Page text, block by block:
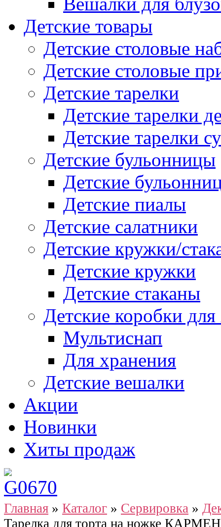
Детские товары
Детские столовые
Детские столовые
Детские тарелки
Детские тарелки
Детские тарелки
Детские бульонницы
Детские
Детские пиалы
Детские салатники
Детские кружки/
Детские кружки
Детские стаканы
Детские коробки
Мультиснап
Для хранения
Детские вешалки
Акции
Новинки
Хиты продаж
Главная » Каталог » Сервировка »
Тарелка для торта на ножке КАРМЕН